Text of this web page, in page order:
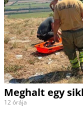
Meghalt egy
12 órája